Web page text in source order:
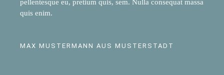
pellentesque eu, pretium quis, sem. Nulla consequat massa
quis enim.
MAX MUSTERMANN AUS MUSTERSTADT